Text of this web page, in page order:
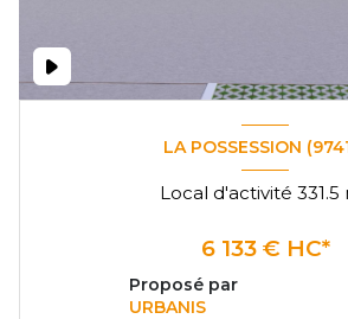
LA POSSESSION
6 133 € HC*
Proposé par
URBANIS